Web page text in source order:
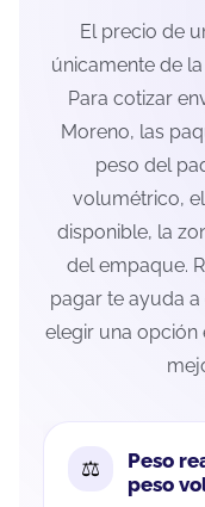
El precio de
únicamente de
Para cotizar
Moreno, las
peso del
volumétrico,
disponible, la
del empaque.
pagar te ayuda
elegir una opción
Peso
peso